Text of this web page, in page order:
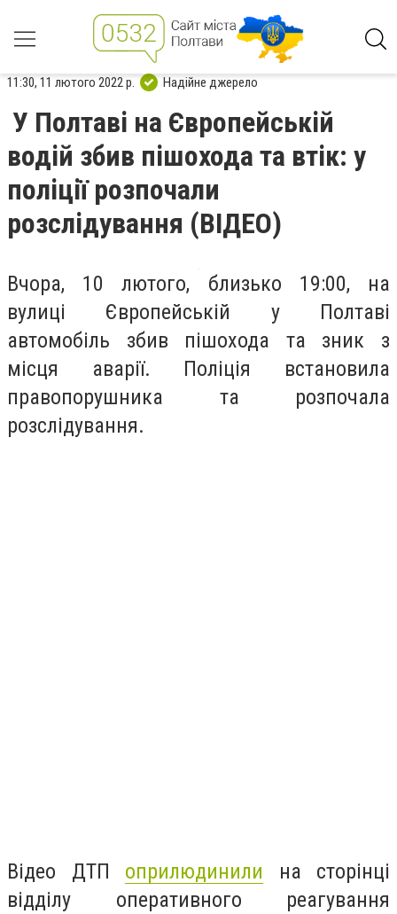
11:30, 11 лютого 2022 р. Надійне джерело
У Полтаві на Європейській
водій збив пішохода та втік: у
поліції розпочали
розслідування (ВІДЕО)
Вчора, 10 лютого, близько 19:00, на
вулиці Європейській у Полтаві
автомобіль збив пішохода та зник з
місця аварії. Поліція встановила
правопорушника та розпочала
розслідування.
Відео ДТП оприлюдинили на сторінці
відділу оперативного реагування